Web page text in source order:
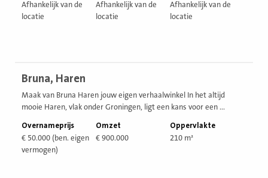
Afhankelijk van de
locatie
Afhankelijk van de
locatie
Afhankelijk van de
locatie
Bruna, Haren
Maak van Bruna Haren jouw eigen verhaalwinkel In het altijd
mooie Haren, vlak onder Groningen, ligt een kans voor een ...
Overnameprijs
€ 50.000 (ben. eigen
vermogen)
Omzet
€ 900.000
Oppervlakte
210 m²
vestiging